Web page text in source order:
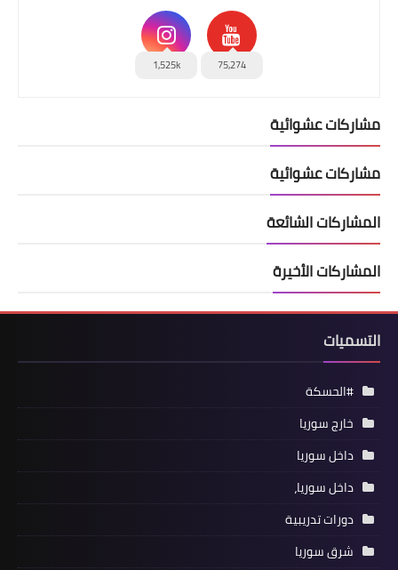
75,274
1,525k
مشاركات عشوائية
مشاركات عشوائية
المشاركات الشائعة
المشاركات الأخيرة
التسميات
#الحسكة
خارج سوريا
داخل سوريا
داخل سوريا،
دورات تدريبية
شرق سوريا